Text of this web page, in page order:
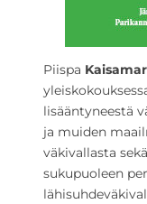
Piispa
lisääntyneestä
ja muiden
väkivallasta
sukupuoleen